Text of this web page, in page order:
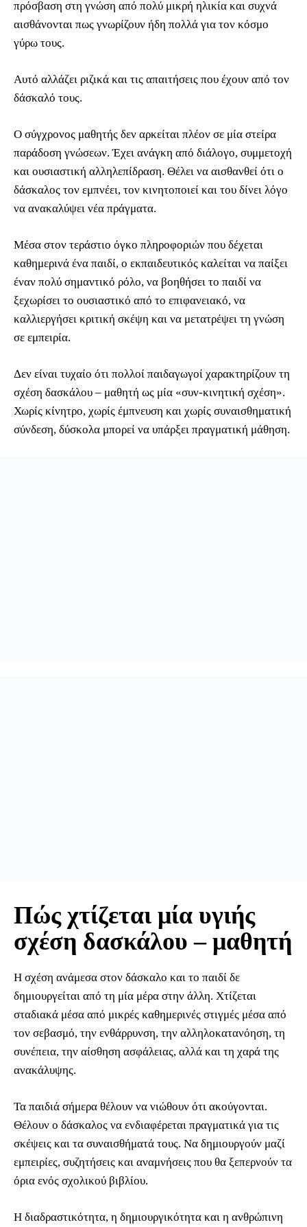
πρόσβαση στη γνώση από πολύ μικρή ηλικία και συχνά
αισθάνονται πως γνωρίζουν ήδη πολλά για τον κόσμο
γύρω τους.
Αυτό αλλάζει ριζικά και τις απαιτήσεις που έχουν από τον
δάσκαλό τους.
Ο σύγχρονος μαθητής δεν αρκείται πλέον σε μία στείρα
παράδοση γνώσεων. Έχει ανάγκη από διάλογο, συμμετοχή
και ουσιαστική αλληλεπίδραση. Θέλει να αισθανθεί ότι ο
δάσκαλος τον εμπνέει, τον κινητοποιεί και του δίνει λόγο
να ανακαλύψει νέα πράγματα.
Μέσα στον τεράστιο όγκο πληροφοριών που δέχεται
καθημερινά ένα παιδί, ο εκπαιδευτικός καλείται να παίξει
έναν πολύ σημαντικό ρόλο, να βοηθήσει το παιδί να
ξεχωρίσει το ουσιαστικό από το επιφανειακό, να
καλλιεργήσει κριτική σκέψη και να μετατρέψει τη γνώση
σε εμπειρία.
Δεν είναι τυχαίο ότι πολλοί παιδαγωγοί χαρακτηρίζουν τη
σχέση δασκάλου – μαθητή ως μία «συν-κινητική σχέση».
Χωρίς κίνητρο, χωρίς έμπνευση και χωρίς συναισθηματική
σύνδεση, δύσκολα μπορεί να υπάρξει πραγματική μάθηση.
Πώς χτίζεται μία υγιής
σχέση δασκάλου – μαθητή
Η σχέση ανάμεσα στον δάσκαλο και το παιδί δε
δημιουργείται από τη μία μέρα στην άλλη. Χτίζεται
σταδιακά μέσα από μικρές καθημερινές στιγμές μέσα από
τον σεβασμό, την ενθάρρυνση, την αλληλοκατανόηση, τη
συνέπεια, την αίσθηση ασφάλειας, αλλά και τη χαρά της
ανακάλυψης.
Τα παιδιά σήμερα θέλουν να νιώθουν ότι ακούγονται.
Θέλουν ο δάσκαλος να ενδιαφέρεται πραγματικά για τις
σκέψεις και τα συναισθήματά τους. Να δημιουργούν μαζί
εμπειρίες, συζητήσεις και αναμνήσεις που θα ξεπερνούν τα
όρια ενός σχολικού βιβλίου.
Η διαδραστικότητα, η δημιουργικότητα και η ανθρώπινη